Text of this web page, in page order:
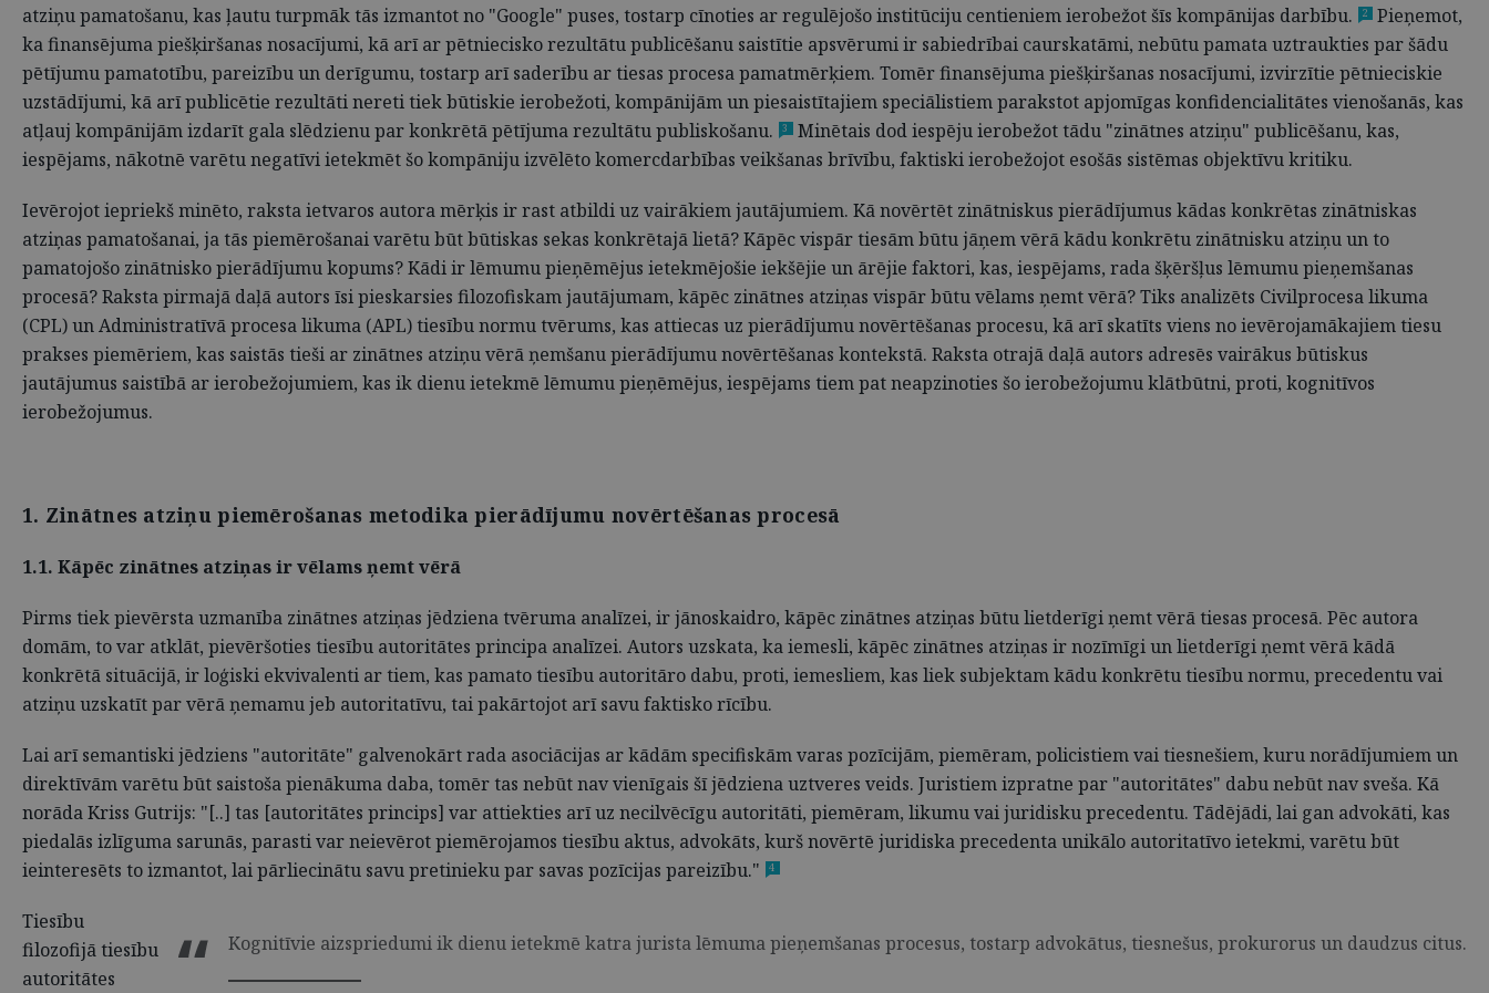
atziņu pamatošanu, kas ļautu turpmāk tās izmantot no "Google" puses, tostarp cīnoties ar regulējošo institūciju centieniem ierobežot šīs kompānijas darbību.
2
Pieņemot,
ka finansējuma piešķiršanas nosacījumi, kā arī ar pētniecisko rezultātu publicēšanu saistītie apsvērumi ir sabiedrībai caurskatāmi, nebūtu pamata uztraukties par šādu
pētījumu pamatotību, pareizību un derīgumu, tostarp arī saderību ar tiesas procesa pamatmērķiem. Tomēr finansējuma piešķiršanas nosacījumi, izvirzītie pētnieciskie
uzstādījumi, kā arī publicētie rezultāti nereti tiek būtiskie ierobežoti, kompānijām un piesaistītajiem speciālistiem parakstot apjomīgas konfidencialitātes vienošanās, kas
atļauj kompānijām izdarīt gala slēdzienu par konkrētā pētījuma rezultātu publiskošanu.
3
Minētais dod iespēju ierobežot tādu "zinātnes atziņu" publicēšanu, kas,
iespējams, nākotnē varētu negatīvi ietekmēt šo kompāniju izvēlēto komercdarbības veikšanas brīvību, faktiski ierobežojot esošās sistēmas objektīvu kritiku.
Ievērojot iepriekš minēto, raksta ietvaros autora mērķis ir rast atbildi uz vairākiem jautājumiem. Kā novērtēt zinātniskus pierādījumus kādas konkrētas zinātniskas
atziņas pamatošanai, ja tās piemērošanai varētu būt būtiskas sekas konkrētajā lietā? Kāpēc vispār tiesām būtu jāņem vērā kādu konkrētu zinātnisku atziņu un to
pamatojošo zinātnisko pierādījumu kopums? Kādi ir lēmumu pieņēmējus ietekmējošie iekšējie un ārējie faktori, kas, iespējams, rada šķēršļus lēmumu pieņemšanas
procesā? Raksta pirmajā daļā autors īsi pieskarsies filozofiskam jautājumam, kāpēc zinātnes atziņas vispār būtu vēlams ņemt vērā? Tiks analizēts Civilprocesa likuma
(CPL) un Administratīvā procesa likuma (APL) tiesību normu tvērums, kas attiecas uz pierādījumu novērtēšanas procesu, kā arī skatīts viens no ievērojamākajiem tiesu
prakses piemēriem, kas saistās tieši ar zinātnes atziņu vērā ņemšanu pierādījumu novērtēšanas kontekstā. Raksta otrajā daļā autors adresēs vairākus būtiskus
jautājumus saistībā ar ierobežojumiem, kas ik dienu ietekmē lēmumu pieņēmējus, iespējams tiem pat neapzinoties šo ierobežojumu klātbūtni, proti, kognitīvos
ierobežojumus.
1. Zinātnes atziņu piemērošanas metodika pierādījumu novērtēšanas procesā
1.1. Kāpēc zinātnes atziņas ir vēlams ņemt vērā
Pirms tiek pievērsta uzmanība zinātnes atziņas jēdziena tvēruma analīzei, ir jānoskaidro, kāpēc zinātnes atziņas būtu lietderīgi ņemt vērā tiesas procesā. Pēc autora
domām, to var atklāt, pievēršoties tiesību autoritātes principa analīzei. Autors uzskata, ka iemesli, kāpēc zinātnes atziņas ir nozīmīgi un lietderīgi ņemt vērā kādā
konkrētā situācijā, ir loģiski ekvivalenti ar tiem, kas pamato tiesību autoritāro dabu, proti, iemesliem, kas liek subjektam kādu konkrētu tiesību normu, precedentu vai
atziņu uzskatīt par vērā ņemamu jeb autoritatīvu, tai pakārtojot arī savu faktisko rīcību.
Lai arī semantiski jēdziens "autoritāte" galvenokārt rada asociācijas ar kādām specifiskām varas pozīcijām, piemēram, policistiem vai tiesnešiem, kuru norādījumiem un
direktīvām varētu būt saistoša pienākuma daba, tomēr tas nebūt nav vienīgais šī jēdziena uztveres veids. Juristiem izpratne par "autoritātes" dabu nebūt nav sveša. Kā
norāda Kriss Gutrijs: "[..] tas [autoritātes princips] var attiekties arī uz necilvēcīgu autoritāti, piemēram, likumu vai juridisku precedentu. Tādējādi, lai gan advokāti, kas
piedalās izlīguma sarunās, parasti var neievērot piemērojamos tiesību aktus, advokāts, kurš novērtē juridiska precedenta unikālo autoritatīvo ietekmi, varētu būt
ieinteresēts to izmantot, lai pārliecinātu savu pretinieku par savas pozīcijas pareizību."
4
Kognitīvie aizspriedumi ik dienu ietekmē katra jurista lēmuma pieņemšanas procesus, tostarp advokātus, tiesnešus, prokurorus un daudzus citus.
Tiesību
filozofijā tiesību
autoritātes